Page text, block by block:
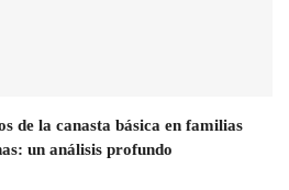
de la canasta básica en familias
un análisis profundo